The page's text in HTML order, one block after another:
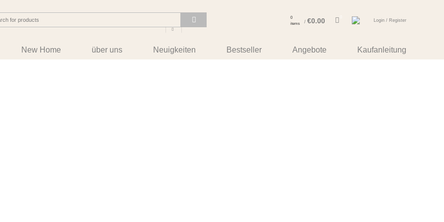
0
items
/ €0.00 Login / Register
New Home über uns Neuigkeiten Bestseller Angebote Kaufanleitung